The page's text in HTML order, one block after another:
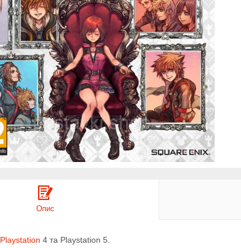
Опис
Playstation 4 та Playstation 5.